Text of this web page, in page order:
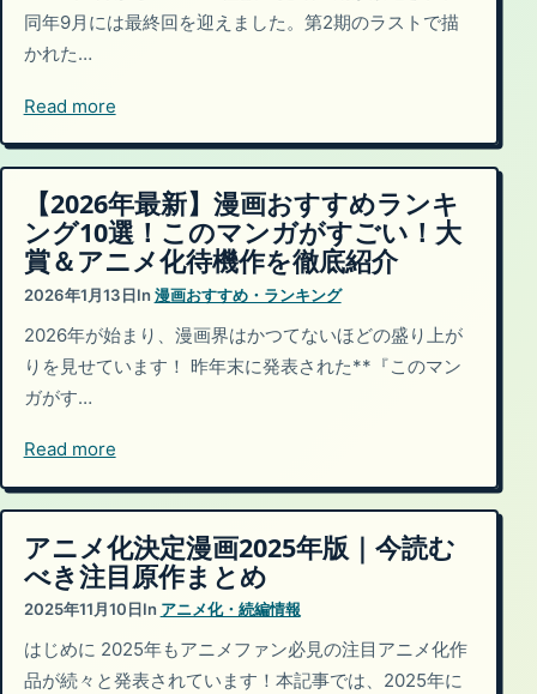
同年9月には最終回を迎えました。第2期のラストで描
かれた…
Read more
【2026年最新】漫画おすすめランキ
ング10選！このマンガがすごい！大
賞＆アニメ化待機作を徹底紹介
2026年1月13日In 漫画おすすめ・ランキング
2026年が始まり、漫画界はかつてないほどの盛り上が
りを見せています！ 昨年末に発表された**『このマン
ガがす…
Read more
アニメ化決定漫画2025年版｜今読む
べき注目原作まとめ
2025年11月10日In アニメ化・続編情報
はじめに 2025年もアニメファン必見の注目アニメ化作
品が続々と発表されています！本記事では、2025年に